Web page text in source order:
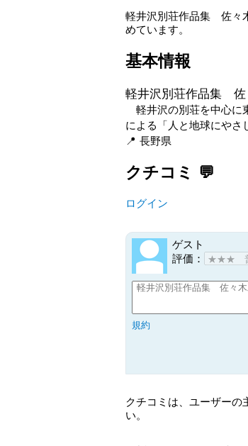
軽井沢別荘作品集 佐々
めています。
基本情報
軽井沢別荘作品集 佐
軽井沢の別荘を中心に
による「人と地球にやさ
長野県
クチコミ
ログイン
ゲスト
評価：
規約
クチコミは、ユーザーの
い。